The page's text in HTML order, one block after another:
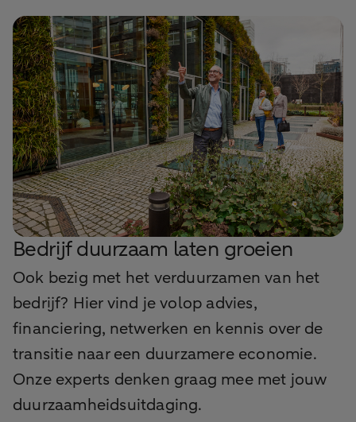
Bedrijf duurzaam laten groeien
Ook bezig met het verduurzamen van het
bedrijf? Hier vind je volop advies,
financiering, netwerken en kennis over de
transitie naar een duurzamere economie.
Onze experts denken graag mee met jouw
duurzaamheidsuitdaging.